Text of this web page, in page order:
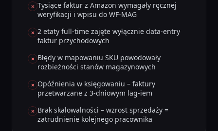
Tysiące faktur z Amazon wymagały ręcznej
weryfikacji i wpisu do WF-MAG
2 etaty full-time zajęte wyłącznie data-entry
faktur przychodowych
Błędy w mapowaniu SKU powodowały
rozbieżności stanów magazynowych
Opóźnienia w księgowaniu – faktury
przetwarzane z 3-dniowym lag-iem
Brak skalowalności – wzrost sprzedaży =
zatrudnienie kolejnego pracownika